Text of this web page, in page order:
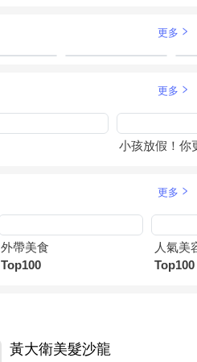
更多
更多
小孩放假！你
更多
外帶美食
Top100
人氣美
Top100
黃大衛美髮沙龍